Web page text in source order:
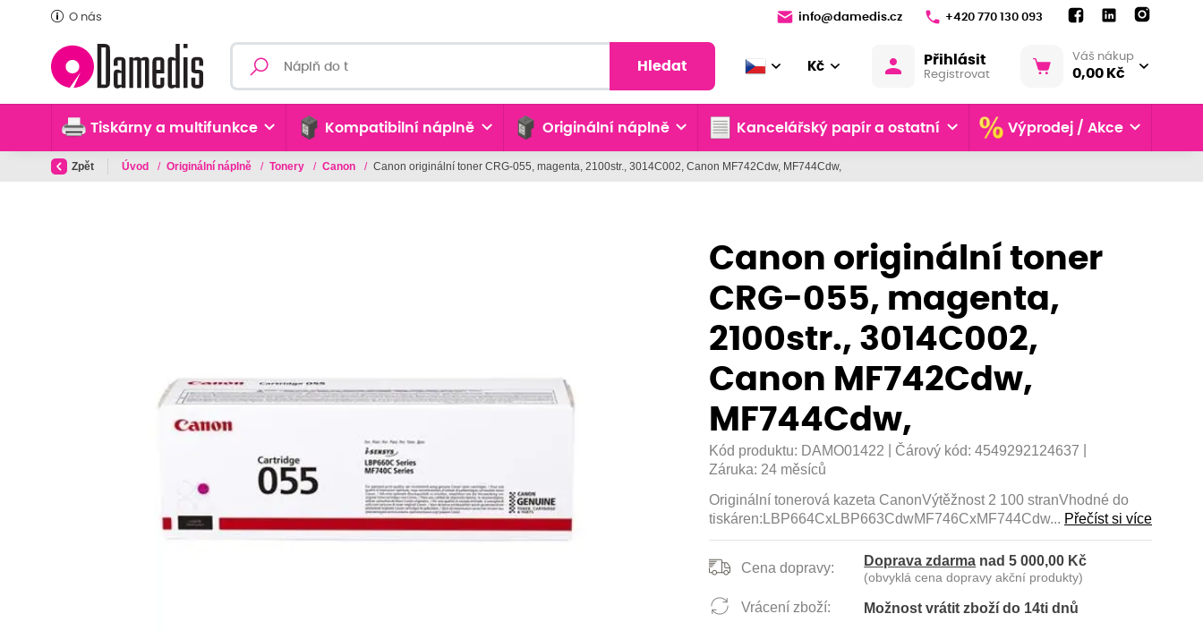
O nás info@damedis.cz +420 770 130 093
Hledat Kč Přihlásit
Registrovat
Váš nákup
0,00 Kč
Tiskárny a multifunkce Kompatibilní náplně Originální náplně Kancelářský papír a ostatní Výprodej / Akce
Zpět Úvod / Originální náplně / Tonery / Canon / Canon originální toner CRG-055, magenta, 2100str., 3014C002, Canon MF742Cdw, MF744Cdw,
Canon originální toner
CRG-055, magenta,
2100str., 3014C002,
Canon MF742Cdw,
MF744Cdw,
Kód produktu: DAMO01422 Čárový kód: 4549292124637
Záruka: 24 měsíců
Originální tonerová kazeta CanonVýtěžnost 2 100 stranVhodné do
tiskáren:LBP664CxLBP663CdwMF746CxMF744Cdw... Přečíst si více
Cena dopravy:
Doprava zdarma nad 5 000,00 Kč
(obvyklá cena dopravy akční produkty)
Vrácení zboží: Možnost vrátit zboží do 14ti dnů